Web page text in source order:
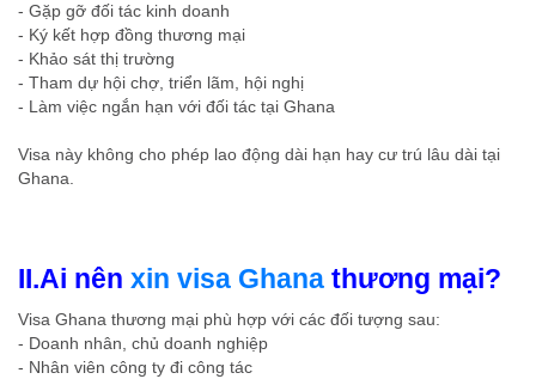
- Gặp gỡ đối tác kinh doanh
- Ký kết hợp đồng thương mại
- Khảo sát thị trường
- Tham dự hội chợ, triển lãm, hội nghị
- Làm việc ngắn hạn với đối tác tại Ghana
Visa này không cho phép lao động dài hạn hay cư trú lâu dài tại
Ghana.
II.Ai nên xin visa Ghana thương mại?
Visa Ghana thương mại phù hợp với các đối tượng sau:
- Doanh nhân, chủ doanh nghiệp
- Nhân viên công ty đi công tác